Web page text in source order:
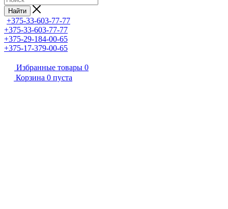
Найти
+375-33-603-77-77
+375-33-603-77-77
+375-29-184-00-65
+375-17-379-00-65
Избранные товары 0
Корзина 0 пуста